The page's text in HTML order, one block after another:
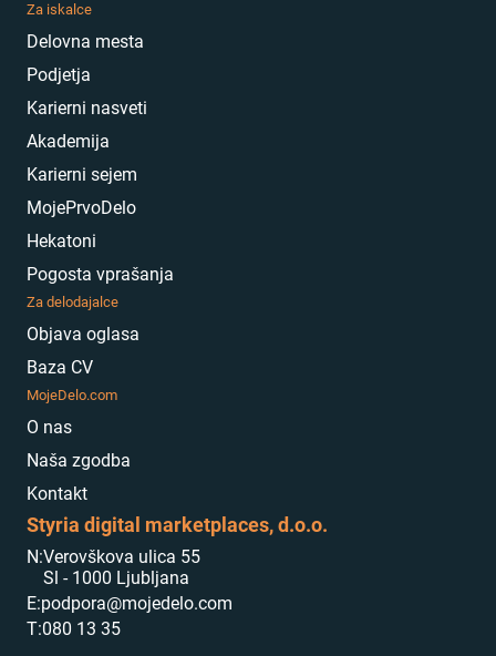
Za iskalce
Delovna mesta
Podjetja
Karierni nasveti
Akademija
Karierni sejem
MojePrvoDelo
Hekatoni
Pogosta vprašanja
Za delodajalce
Objava oglasa
Baza CV
MojeDelo.com
O nas
Naša zgodba
Kontakt
Styria digital marketplaces, d.o.o.
N:Verovškova ulica 55
Sl - 1000 Ljubljana
E:podpora@mojedelo.com
T:080 13 35